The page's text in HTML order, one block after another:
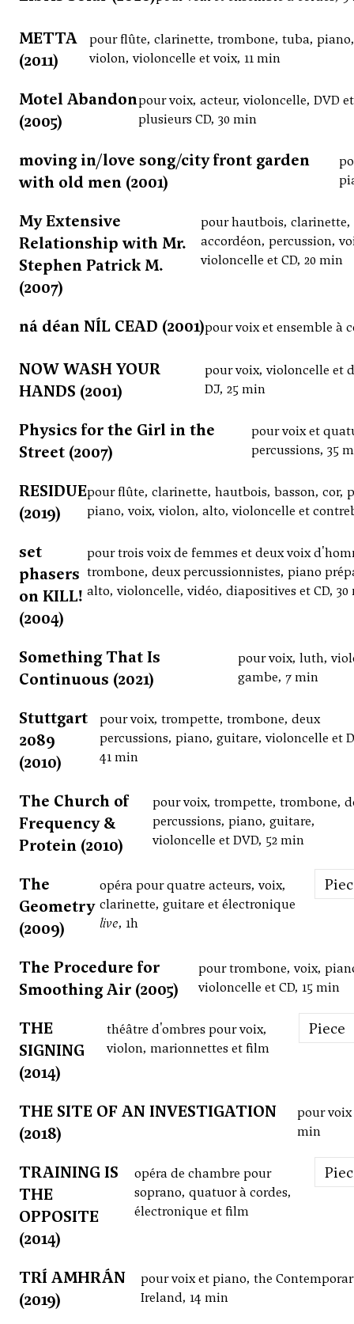
METTA
(2011)
pour flûte, clarinette, trombone, tuba,
violon, violoncelle et voix, 11 min
Motel Abandon
(2005)
pour voix, acteur, violoncelle, DVD et
plusieurs CD, 30 min
moving in/love song/city front garden
with old men (2001)
My Extensive
Relationship with Mr.
Stephen Patrick M.
(2007)
pour hautbois, clarinette,
accordéon, percussion,
violoncelle et CD, 20 min
ná déan NÍL CEAD (2001)pour voix et ensemble à
NOW WASH YOUR
HANDS (2001)
pour voix, violoncelle et
DJ, 25 min
Physics for the Girl in the
Street (2007)
pour voix et
percussions, 35
RESIDUE
(2019)
pour flûte, clarinette, hautbois, basson, cor,
piano, voix, violon, alto, violoncelle et
set
phasers
on KILL!
(2004)
pour trois voix de femmes et deux voix
trombone, deux percussionnistes, piano
alto, violoncelle, vidéo, diapositives et CD,
Something That Is
Continuous (2021)
pour voix, luth,
gambe, 7 min
Stuttgart
2089
(2010)
pour voix, trompette, trombone, deux
percussions, piano, guitare, violoncelle et
41 min
The Church of
Frequency &
Protein (2010)
pour voix, trompette, trombone,
percussions, piano, guitare,
violoncelle et DVD, 52 min
The
Geometry
(2009)
opéra pour quatre acteurs, voix,
clarinette, guitare et électronique
live, 1h
The Procedure for
Smoothing Air (2005)
pour trombone, voix,
violoncelle et CD, 15 min
THE
SIGNING
(2014)
théâtre d'ombres pour voix,
violon, marionnettes et film
Piece
THE SITE OF AN INVESTIGATION
(2018)
pour voix
min
TRAINING IS
THE
OPPOSITE
(2014)
opéra de chambre pour
soprano, quatuor à cordes,
électronique et film
TRÍ AMHRÁN
(2019)
pour voix et piano, the
Ireland, 14 min